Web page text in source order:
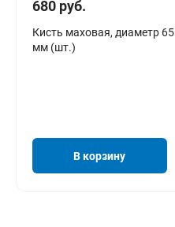
680 руб.
Кисть маховая, диаметр 65
мм (шт.)
В корзину